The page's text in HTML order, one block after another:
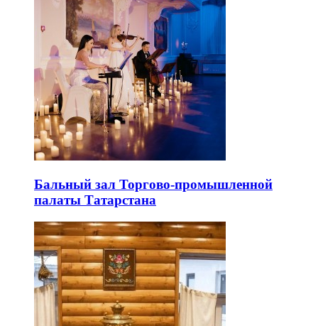
Бальный зал Торгово-промышленной
палаты Татарстана